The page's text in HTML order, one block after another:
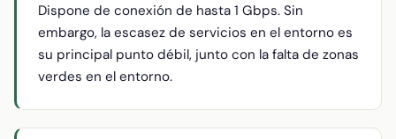
Dispone de conexión de hasta 1 Gbps. Sin
embargo, la escasez de servicios en el entorno es
su principal punto débil, junto con la falta de zonas
verdes en el entorno.